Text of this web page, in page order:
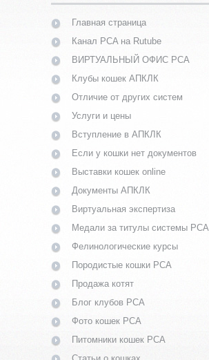
Главная страница
Канал PCA на Rutube
ВИРТУАЛЬНЫЙ ОФИС PCA
Клубы кошек АПКЛК
Отличие от других систем
Услуги и цены
Вступление в АПКЛК
Если у кошки нет документов
Выставки кошек online
Документы АПКЛК
Виртуальная экспертиза
Медали за титулы системы PCA
Фелинологические курсы
Породистые кошки PCA
Продажа котят
Блог клубов PCA
Фото кошек PCA
Питомники кошек PCA
Статьи о кошках